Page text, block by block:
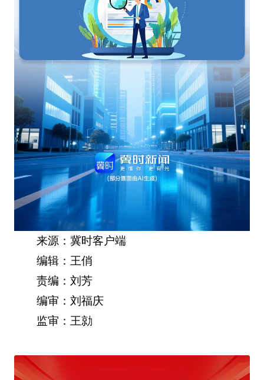
来源：冀时客户端
编辑：王俏
责编：刘芳
编审：刘福庆
监审：王勍